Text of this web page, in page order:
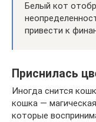
Белый кот
привести к
Приснилась
Иногда снится
кошка —
которые